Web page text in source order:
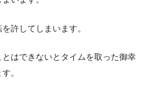
許してしまいます。
はできないとタイムを取った御幸
。